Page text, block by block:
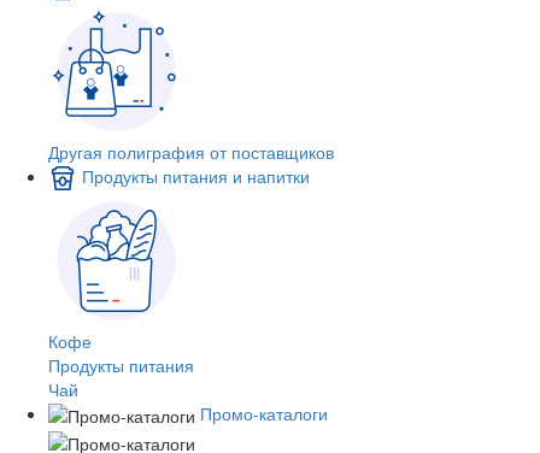
Другая полиграфия от поставщиков
Продукты питания и напитки
Кофе
Продукты питания
Чай
Промо-каталоги